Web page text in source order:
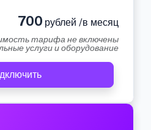
700 рублей /в месяц
тарифа не включены
услуги и оборудование